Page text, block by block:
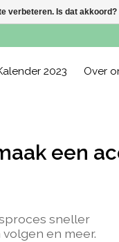
2023 Over
een
sneller
en meer.
verbeteren. Is dat akkoord?